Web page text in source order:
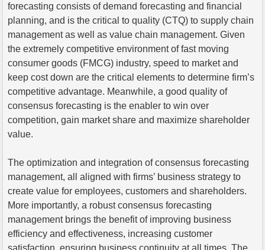
forecasting consists of demand forecasting and financial
planning, and is the critical to quality (CTQ) to supply chain
management as well as value chain management. Given
the extremely competitive environment of fast moving
consumer goods (FMCG) industry, speed to market and
keep cost down are the critical elements to determine firm’s
competitive advantage. Meanwhile, a good quality of
consensus forecasting is the enabler to win over
competition, gain market share and maximize shareholder
value.
The optimization and integration of consensus forecasting
management, all aligned with firms’ business strategy to
create value for employees, customers and shareholders.
More importantly, a robust consensus forecasting
management brings the benefit of improving business
efficiency and effectiveness, increasing customer
satisfaction, ensuring business continuity at all times. The